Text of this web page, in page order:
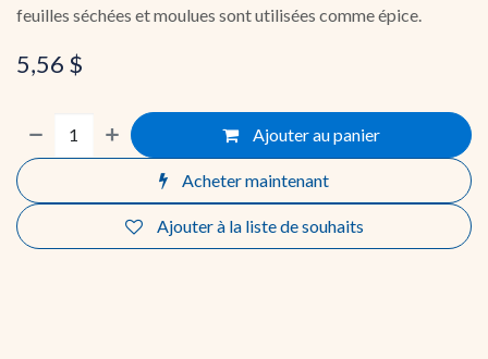
feuilles séchées et moulues sont utilisées comme épice.
5,56 $
Ajouter au panier
Acheter maintenant
Ajouter à la liste de souhaits